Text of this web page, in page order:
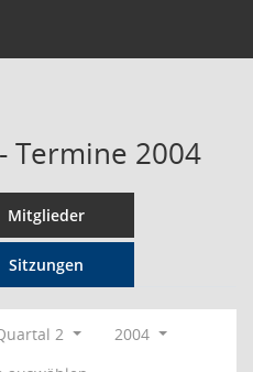
Termine 2004
Mitglieder
Sitzungen
2
2004